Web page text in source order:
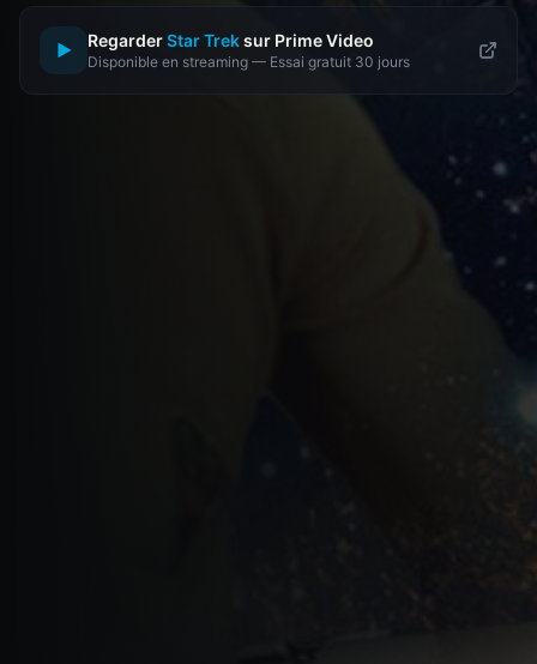
▶ RegarderStar Treksur Prime Video
Disponible en streaming — Essai gratuit 30 jours